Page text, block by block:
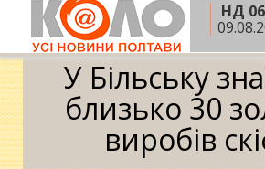
НД
Головна » Новини »
знайшли близько 30 золотих виробів
У Більську
близько 30
виробів